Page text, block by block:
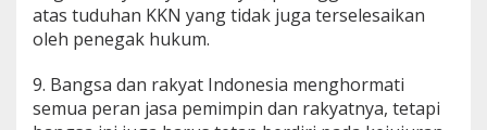
atas tuduhan KKN yang tidak juga terselesaikan
oleh penegak hukum.
9. Bangsa dan rakyat Indonesia menghormati
semua peran jasa pemimpin dan rakyatnya, tetapi